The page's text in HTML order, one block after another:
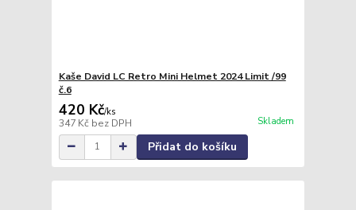
Kaše David LC Retro Mini Helmet 2024 Limit /99
č.6
420 Kč/ks
347 Kč bez DPH Skladem
Přidat do košíku